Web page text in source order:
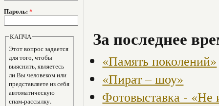
Пароль: *
КАПЧА
Этот вопрос задается
для того, чтобы
выяснить, являетесь
ли Вы человеком или
представляете из себя
автоматическую
спам-рассылку.
За последнее
«Память поколений»
«Пират – шоу»
Фотовыставка - «Не